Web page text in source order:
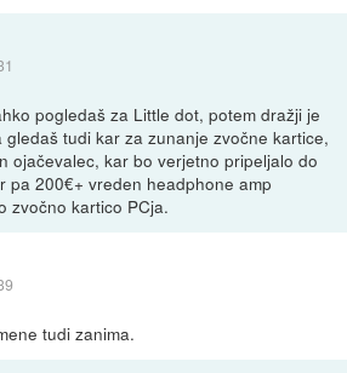
pogledaš za Little dot, potem dražji je
tudi kar za zunanje zvočne kartice,
ojačevalec, kar bo verjetno pripeljalo do
pa 200€+ vreden headphone amp
zvočno kartico PCja.
tudi zanima.